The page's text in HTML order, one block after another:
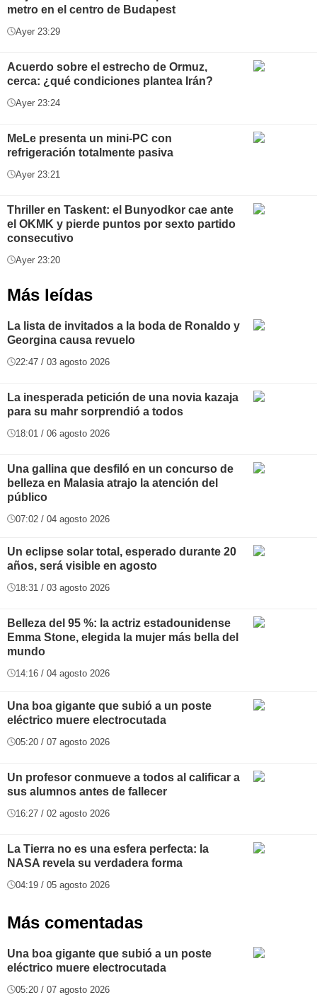
metro en el centro de Budapest
Ayer 23:29
Acuerdo sobre el estrecho de Ormuz,
cerca: ¿qué condiciones plantea Irán?
Ayer 23:24
MeLe presenta un mini-PC con
refrigeración totalmente pasiva
Ayer 23:21
Thriller en Taskent: el Bunyodkor cae ante
el OKMK y pierde puntos por sexto partido
consecutivo
Ayer 23:20
Más leídas
La lista de invitados a la boda de Ronaldo y
Georgina causa revuelo
22:47 / 03 agosto 2026
La inesperada petición de una novia kazaja
para su mahr sorprendió a todos
18:01 / 06 agosto 2026
Una gallina que desfiló en un concurso de
belleza en Malasia atrajo la atención del
público
07:02 / 04 agosto 2026
Un eclipse solar total, esperado durante 20
años, será visible en agosto
18:31 / 03 agosto 2026
Belleza del 95 %: la actriz estadounidense
Emma Stone, elegida la mujer más bella del
mundo
14:16 / 04 agosto 2026
Una boa gigante que subió a un poste
eléctrico muere electrocutada
05:20 / 07 agosto 2026
Un profesor conmueve a todos al calificar a
sus alumnos antes de fallecer
16:27 / 02 agosto 2026
La Tierra no es una esfera perfecta: la
NASA revela su verdadera forma
04:19 / 05 agosto 2026
Más comentadas
Una boa gigante que subió a un poste
eléctrico muere electrocutada
05:20 / 07 agosto 2026